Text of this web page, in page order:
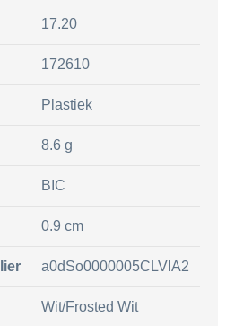
17.20
172610
Plastiek
8.6 g
BIC
0.9 cm
a0dSo0000005CLVIA2
Wit/Frosted Wit